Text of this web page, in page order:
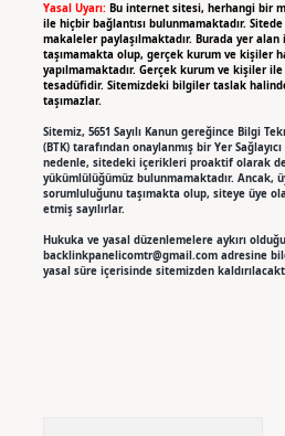
Yasal Uyarı: Bu internet sitesi, herhangi bir
ile hiçbir bağlantısı bulunmamaktadır. Sitede
makaleler paylaşılmaktadır. Burada yer
taşımamakta olup, gerçek kurum ve kişiler
yapılmamaktadır. Gerçek kurum ve kişiler
tesadüfidir. Sitemizdeki bilgiler taslak
taşımazlar.
Sitemiz, 5651 Sayılı Kanun gereğince Bilgi
(BTK) tarafından onaylanmış bir Yer
nedenle, sitedeki içerikleri proaktif olarak
yükümlülüğümüz bulunmamaktadır. Ancak,
sorumluluğunu taşımakta olup, siteye üye
etmiş sayılırlar.
Hukuka ve yasal düzenlemelere aykırı
backlinkpanelicomtr@gmail.comadresine
yasal süre içerisinde sitemizden